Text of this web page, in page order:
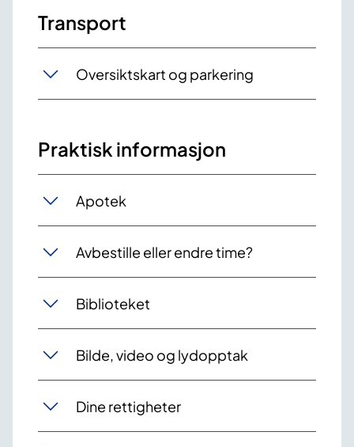
Transport
Oversiktskart og parkering
Praktisk informasjon
Apotek
Avbestille eller endre time?
Biblioteket
Bilde, video og lydopptak
Dine rettigheter